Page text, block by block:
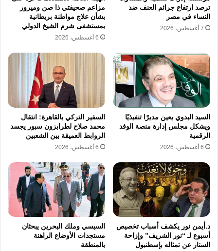
ويدخل المعاش الإضافي ضمن وعاء حساب الزيادة
السنوية للمعاشات،
بما يعني أنه يخضع للزيادة
المقررة للمعاشات وفق الضوابط القانونية
المعمول بها.
ويأتي نظام المعاش الإضافي ضمن محاولات تطوير
منظومة التأمينات الاجتماعية،
بما يسمح بتوفير
حماية تأمينية أوسع لأصحاب الدخول التي تتجاوز
الحدود القصوى لأجر الاشتراك، مع ربط قيمة
المعاش بصورة أقرب إلى مستوى الأجر الفعلي
نسخ الرابط
ترصد ارتفاع جرائم العنف ضد
النساء في مصر
7 أغسطس، 2026
مزاعم صحيفتي ذا صن وميرور
بشأن علاج مواطنة بريطانية
بمستشفى شرم الشيخ الدولي
6 أغسطس، 2026
السيد البدوي يعين مديرًا تنفيذيًا
ويشكل مجلس إدارة منصة الوفد
الرقمية
6 أغسطس، 2026
السفير التركي بالقاهرة: انتقال
محمد صلاح لطرابزون سبور يجسد
الروابط العميقة بين الشعبين
6 أغسطس، 2026
د.أيمن نور يكشف أسباب تخصيص
أسبوع لـ “نور الشريف” وإزاحة
الستار عن تمثاله بإسطنبول
السيسي وملك البحرين يبحثان
مستجدات الأوضاع الراهنة
بالمنطقة